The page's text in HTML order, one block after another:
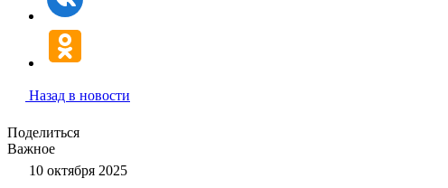
Назад в новости
Поделиться
Важное
10 октября 2025